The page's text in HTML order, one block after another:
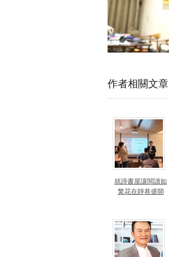
作者相關文章
就諦書屋讓閱讀如
繁花在靜巷盛開